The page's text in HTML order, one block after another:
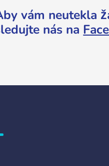
vám neutekla
nás na